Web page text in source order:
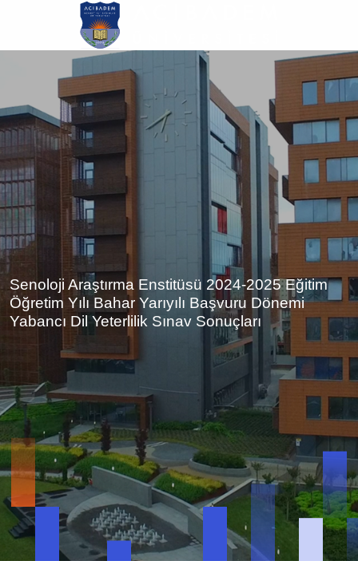
atla
Senoloji Araştırma Enstitüsü 2024-2025 Eğitim
Öğretim Yılı Bahar Yarıyılı Başvuru Dönemi
Yabancı Dil Yeterlilik Sınav Sonuçları